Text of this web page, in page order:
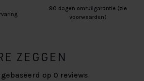
90 dagen omruilgarantie (zie
voorwaarden)
ZEGGEN
gebaseerd op 0 reviews